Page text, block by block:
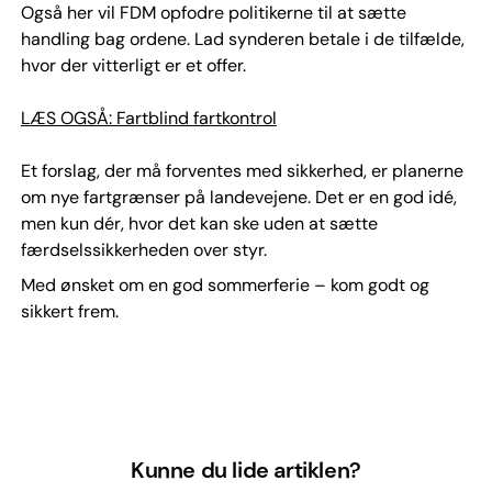
Også her vil FDM opfodre politikerne til at sætte
handling bag ordene. Lad synderen betale i de tilfælde,
hvor der vitterligt er et offer.
LÆS OGSÅ: Fartblind fartkontrol
Et forslag, der må forventes med sikkerhed, er planerne
om nye fartgrænser på landevejene. Det er en god idé,
men kun dér, hvor det kan ske uden at sætte
færdselssikkerheden over styr.
Med ønsket om en god sommerferie – kom godt og
sikkert frem.
Kunne du lide artiklen?